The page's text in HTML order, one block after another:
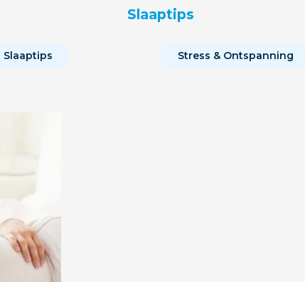
Slaaptips
Slaaptips Stress & Ontspanning